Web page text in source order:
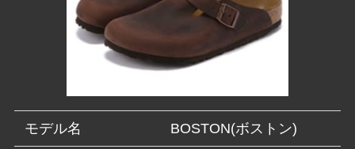
モデル名 BOSTON(ボストン)